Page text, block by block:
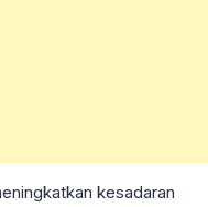
kesadaran